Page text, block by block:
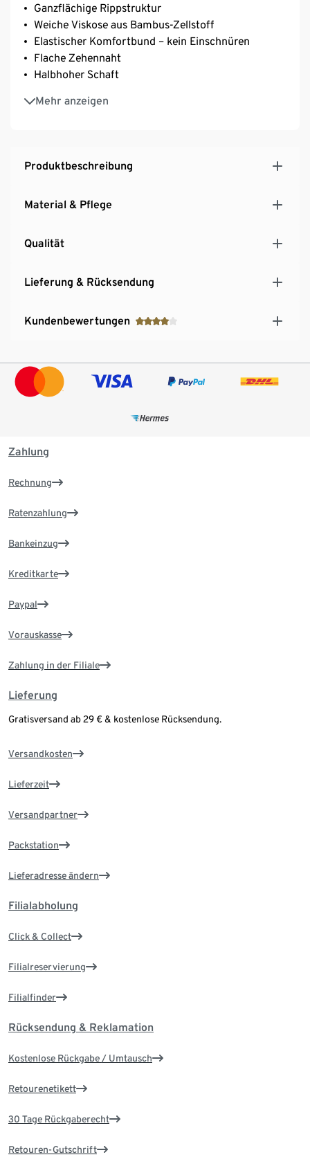
Ganzflächige Rippstruktur
Weiche Viskose aus Bambus-Zellstoff
Elastischer Komfortbund – kein Einschnüren
Flache Zehennaht
Halbhoher Schaft
Mehr anzeigen
Mit Elasthan: formbeständig, perfekter Sitz, hoher
Tragekomfort
Produktbeschreibung
Material & Pflege
Qualität
Lieferung & Rücksendung
Kundenbewertungen
Zahlung
Rechnung
Ratenzahlung
Bankeinzug
Kreditkarte
Paypal
Vorauskasse
Zahlung in der Filiale
Lieferung
Gratisversand ab 29 € & kostenlose Rücksendung.
Versandkosten
Lieferzeit
Versandpartner
Packstation
Lieferadresse ändern
Filialabholung
Click & Collect
Filialreservierung
Filialfinder
Rücksendung & Reklamation
Kostenlose Rückgabe / Umtausch
Retourenetikett
30 Tage Rückgaberecht
Retouren-Gutschrift